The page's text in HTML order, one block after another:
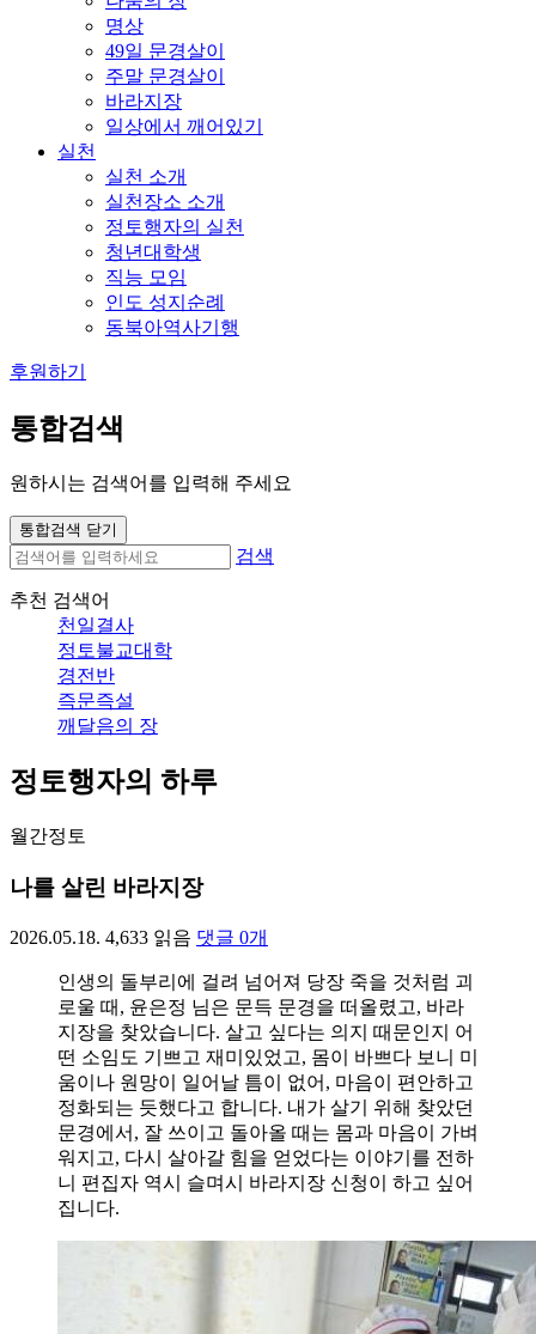
명상
49일 문경살이
주말 문경살이
바라지장
일상에서 깨어있기
실천
실천 소개
실천장소 소개
정토행자의 실천
청년대학생
직능 모임
인도 성지순례
동북아역사기행
후원하기
통합검색
원하시는 검색어를 입력해 주세요
통합검색 닫기
검색
추천 검색어
천일결사
정토불교대학
경전반
즉문즉설
깨달음의 장
정토행자의 하루
월간정토
나를 살린 바라지장
2026.05.18. 4,633 읽음 댓글 0개
인생의 돌부리에 걸려 넘어져 당장 죽을 것처럼 괴
로울 때, 윤은정 님은 문득 문경을 떠올렸고, 바라
지장을 찾았습니다. 살고 싶다는 의지 때문인지 어
떤 소임도 기쁘고 재미있었고, 몸이 바쁘다 보니 미
움이나 원망이 일어날 틈이 없어, 마음이 편안하고
정화되는 듯했다고 합니다. 내가 살기 위해 찾았던
문경에서, 잘 쓰이고 돌아올 때는 몸과 마음이 가벼
워지고, 다시 살아갈 힘을 얻었다는 이야기를 전하
니 편집자 역시 슬며시 바라지장 신청이 하고 싶어
집니다.